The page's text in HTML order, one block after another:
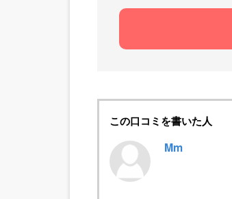
この口コミを書いた人
Mm